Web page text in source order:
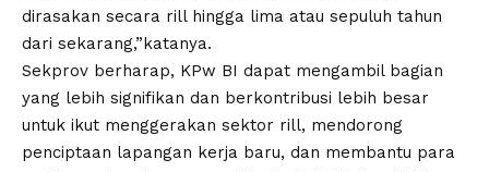
dirasakan secara rill hingga lima atau sepuluh tahun
dari sekarang,”katanya.
Sekprov berharap, KPw BI dapat mengambil bagian
yang lebih signifikan dan berkontribusi lebih besar
untuk ikut menggerakan sektor rill, mendorong
penciptaan lapangan kerja baru, dan membantu para